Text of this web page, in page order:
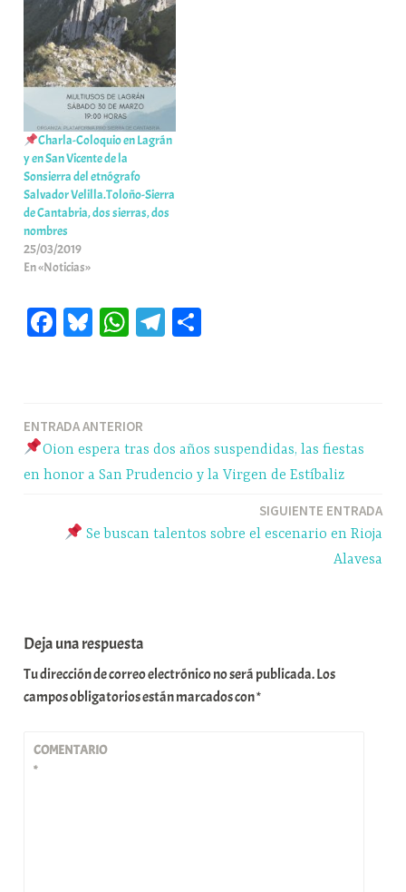
Charla-Coloquio en Lagrán
y en San Vicente de la
Sonsierra del etnógrafo
Salvador Velilla.Toloño-Sierra
de Cantabria, dos sierras, dos
nombres
25/03/2019
En «Noticias»
Fa Bl W
pp
Te
m rti
r
Navegación
de
ENTRADA ANTERIOR
Oion espera tras dos años suspendidas, las fiestas
en honor a San Prudencio y la Virgen de Estíbaliz
SIGUIENTE ENTRADA
Se buscan talentos sobre el escenario en Rioja
Alavesa
Deja una respuesta
Tu dirección de correo electrónico no será publicada.Los
campos obligatorios están marcados con*
COMENTARIO
*